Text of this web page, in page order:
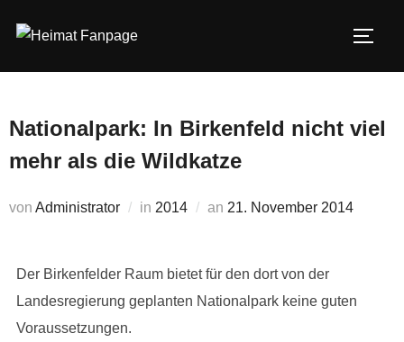
Inhalt
Nationalpark: In Birkenfeld nicht viel
mehr als die Wildkatze
von Administrator in 2014 an Veröffentlicht
21. November 2014
Der Birkenfelder Raum bietet für den dort von der
Landesregierung geplanten Nationalpark keine guten
Voraussetzungen.